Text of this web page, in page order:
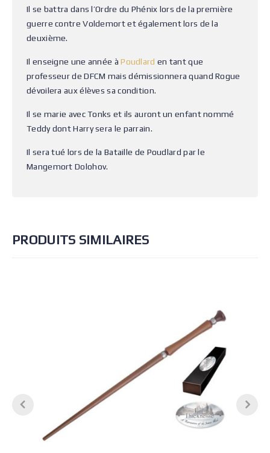
Il se battra dans l’Ordre du Phénix lors de la première
guerre contre Voldemort et également lors de la
deuxième.
Il enseigne une année àPoudlard en tant que
professeur de DFCM mais démissionnera quand Rogue
dévoilera aux élèves sa condition.
Il se marie avec Tonks et ils auront un enfant nommé
Teddy dont Harry sera le parrain.
Il sera tué lors de la Bataille de Poudlard par le
Mangemort Dolohov.
PRODUITS SIMILAIRES